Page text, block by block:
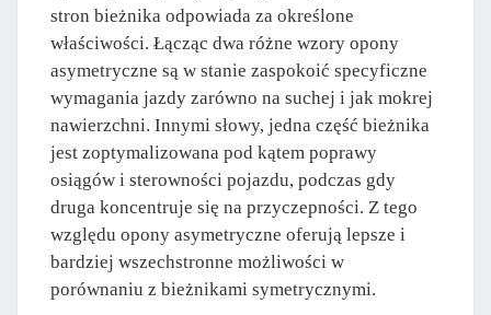
stron bieżnika odpowiada za określone
właściwości. Łącząc dwa różne wzory opony
asymetryczne są w stanie zaspokoić specyficzne
wymagania jazdy zarówno na suchej i jak mokrej
nawierzchni. Innymi słowy, jedna część bieżnika
jest zoptymalizowana pod kątem poprawy
osiągów i sterowności pojazdu, podczas gdy
druga koncentruje się na przyczepności. Z tego
względu opony asymetryczne oferują lepsze i
bardziej wszechstronne możliwości w
porównaniu z bieżnikami symetrycznymi.